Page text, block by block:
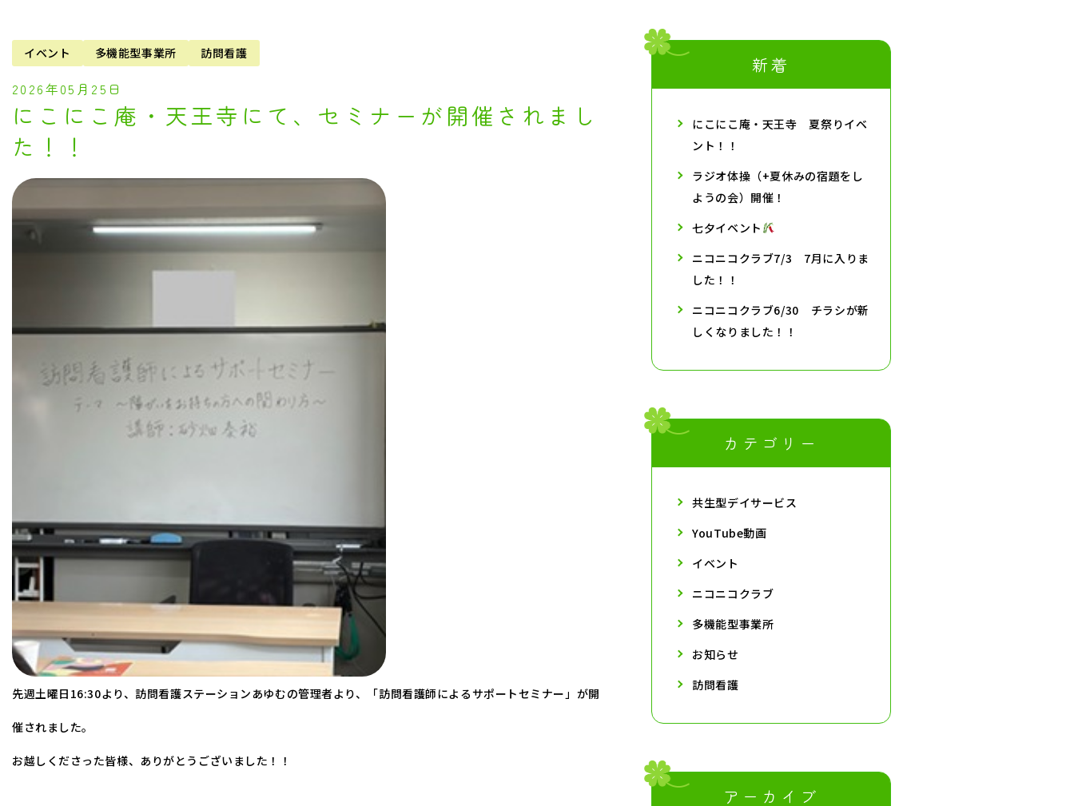
イベント 多機能型事業所 訪問看護
2026年05月25日
にこにこ庵・天王寺にて、セミナーが開催されまし
た！！
先週土曜日16:30より、訪問看護ステーションあゆむの管理者より、「訪問看護師によるサポートセミナー」が開
催されました。
お越しくださった皆様、ありがとうございました！！
新着
にこにこ庵・天王寺 夏祭りイベ
ント！！
ラジオ体操（+夏休みの宿題をし
ようの会）開催！
七夕イベント
ニコニコクラブ7/3 7月に入りま
した！！
ニコニコクラブ6/30 チラシが新
しくなりました！！
カテゴリー
共生型デイサービス
YouTube動画
イベント
ニコニコクラブ
多機能型事業所
お知らせ
訪問看護
アーカイブ